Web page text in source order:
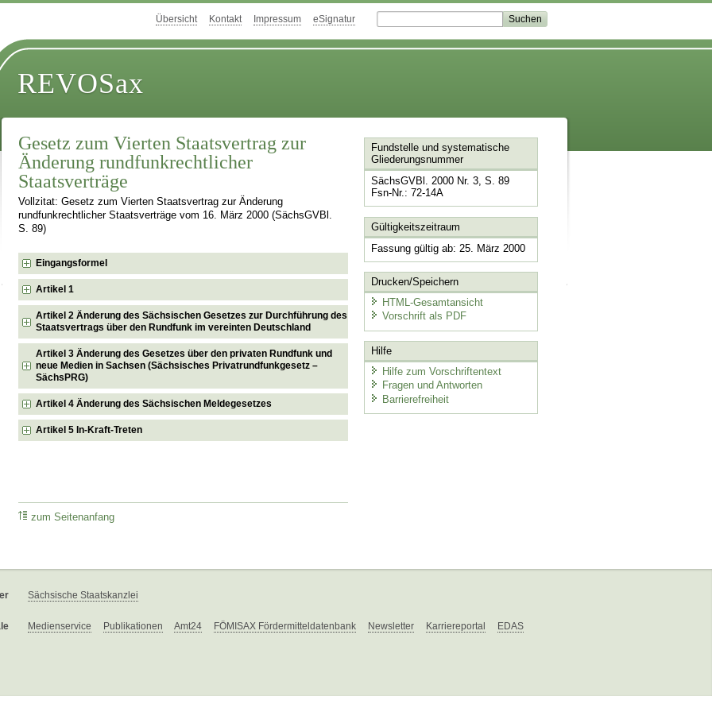
Übersicht Kontakt Impressum eSignatur
REVOSax
Gesetz zum Vierten Staatsvertrag zur
Änderung rundfunkrechtlicher
Staatsverträge
Vollzitat: Gesetz zum Vierten Staatsvertrag zur Änderung
rundfunkrechtlicher Staatsverträge vom 16. März 2000 (SächsGVBl.
S. 89)
Eingangsformel
Artikel 1
Artikel 2 Änderung des Sächsischen Gesetzes zur Durchführung des
Staatsvertrags über den Rundfunk im vereinten Deutschland
Artikel 3 Änderung des Gesetzes über den privaten Rundfunk und
neue Medien in Sachsen (Sächsisches Privatrundfunkgesetz –
SächsPRG)
Artikel 4 Änderung des Sächsischen Meldegesetzes
Artikel 5 In-Kraft-Treten
zum Seitenanfang
Fundstelle und systematische
Gliederungsnummer
SächsGVBl. 2000 Nr. 3, S. 89
Fsn-Nr.: 72-14A
Gültigkeitszeitraum
Fassung gültig ab: 25. März 2000
Drucken/Speichern
HTML-Gesamtansicht
Vorschrift als PDF
Hilfe
Hilfe zum Vorschriftentext
Fragen und Antworten
Barrierefreiheit
Sächsische Staatskanzlei
Medienservice Publikationen Amt24 FÖMISAX Fördermitteldatenbank Newsletter Karriereportal EDAS